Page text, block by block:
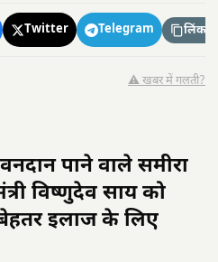
Twitter Telegram लिंक
⚠️ खबर में गलती?
पाने वाले समीरा
विष्णुदेव साय को
इलाज के लिए